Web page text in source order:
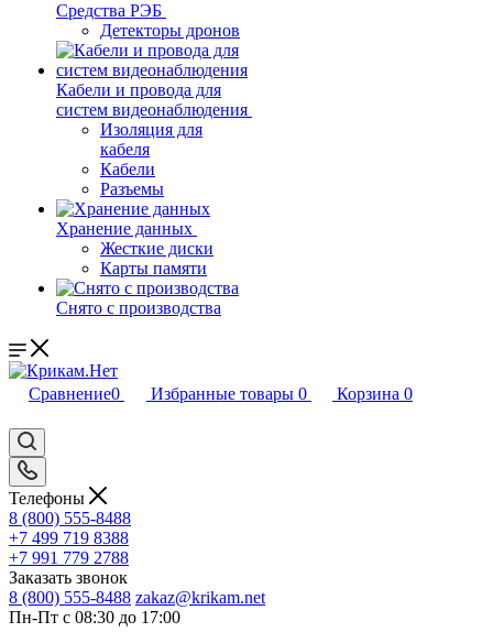
Средства РЭБ
Детекторы дронов
Кабели и провода для
систем видеонаблюдения
Изоляция для
кабеля
Кабели
Разъемы
Хранение данных
Жесткие диски
Карты памяти
Снято с производства
Сравнение0 Избранные товары 0 Корзина 0
Телефоны
8 (800) 555-8488
+7 499 719 8388
+7 991 779 2788
Заказать звонок
8 (800) 555-8488 zakaz@krikam.net
Пн-Пт с 08:30 до 17:00